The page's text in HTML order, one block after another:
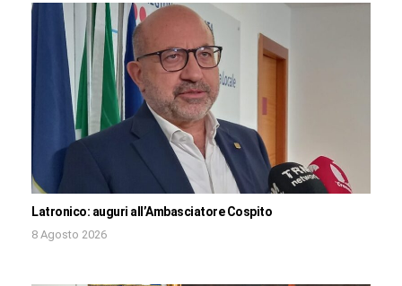
Latronico: auguri all’Ambasciatore Cospito
8 Agosto 2026